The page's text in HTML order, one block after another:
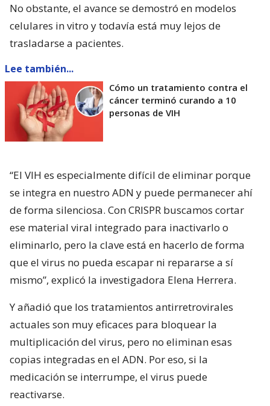
No obstante, el avance se demostró en modelos
celulares in vitro y todavía está muy lejos de
trasladarse a pacientes.
Lee también...
Cómo un tratamiento contra el
cáncer terminó curando a 10
personas de VIH
“El VIH es especialmente difícil de eliminar porque
se integra en nuestro ADN y puede permanecer ahí
de forma silenciosa. Con CRISPR buscamos cortar
ese material viral integrado para inactivarlo o
eliminarlo, pero la clave está en hacerlo de forma
que el virus no pueda escapar ni repararse a sí
mismo”, explicó la investigadora Elena Herrera.
Y añadió que los tratamientos antirretrovirales
actuales son muy eficaces para bloquear la
multiplicación del virus, pero no eliminan esas
copias integradas en el ADN. Por eso, si la
medicación se interrumpe, el virus puede
reactivarse.